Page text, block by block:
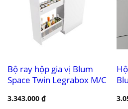
Bộ ray hộp gia vị Blum
Space Twin Legrabox M/C
3.343.000 ₫